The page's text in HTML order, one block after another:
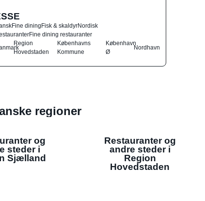
Fine diningFisk & skaldyrNordisk
Fine dining restauranter
Region
Hovedstaden
Københavns
Kommune
København
Ø
Nordhavn
regioner
og
steder i
Sjælland
Restauranter og
andre steder i
Region
Hovedstaden